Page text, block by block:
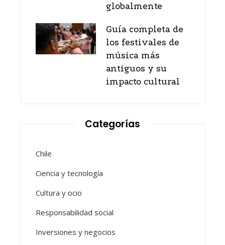
globalmente
Guía completa de
los festivales de
música más
antiguos y su
impacto cultural
Categorías
Chile
Ciencia y tecnología
Cultura y ocio
Responsabilidad social
Inversiones y negocios